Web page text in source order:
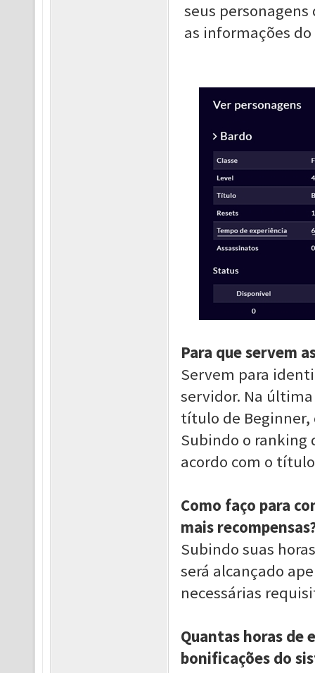
seus
as informações
Para que servem
Servem para
servidor. Na
título de
Subindo o ranking
acordo com o
Como faço para
mais
Subindo suas
será alcançado
necessárias
Quantas horas de
bonificações do